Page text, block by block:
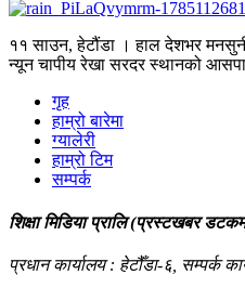
११ साउन, हेटौंडा । हाल देशभर
न्यून चापीय रेखा सरदर स्थानको
गृह
हाम्रो बारेमा
ग्यालेरी
हाम्रो टिम
सम्पर्क
शिक्षा मिडिया प्रालि (प्रस्टखबर
प्रधान कार्यालय : हेटौँडा-६, सम्पर्क